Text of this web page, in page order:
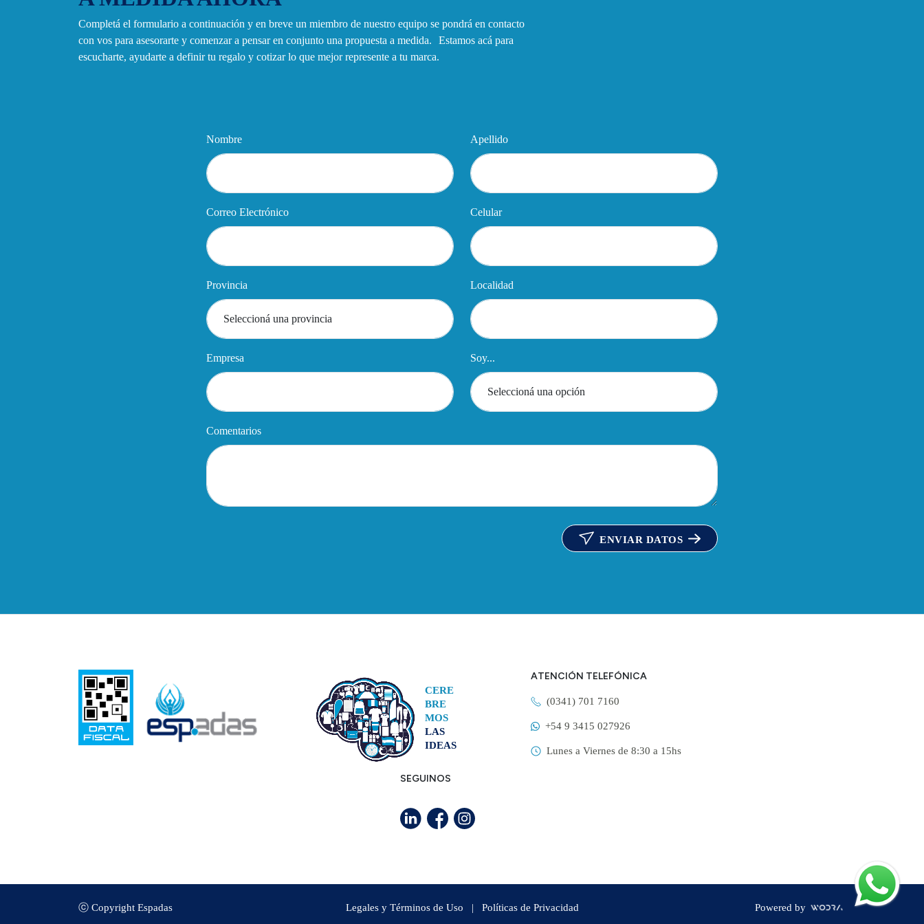
Completá el formulario a continuación y en breve un miembro de nuestro equipo se pondrá en contacto
con vos para asesorarte y comenzar a pensar en conjunto una propuesta a medida. Estamos acá para
escucharte, ayudarte a definir tu regalo y cotizar lo que mejor represente a tu marca.
Nombre Apellido
Correo Electrónico Celular
Provincia Localidad
Empresa Soy...
Comentarios
ENVIAR DATOS
CERE
BRE
MOS
LAS
IDEAS
ATENCIÓN TELEFÓNICA
(0341) 701 7160
+54 9 3415 027926
Lunes a Viernes de 8:30 a 15hs
SEGUINOS
ⓒ Copyright Espadas Legales y Términos de Uso | Políticas de Privacidad Powered by